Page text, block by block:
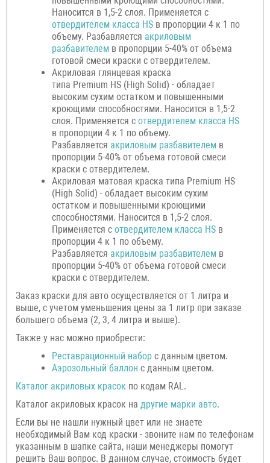
Наносится в 1,5-2 слоя. Применяется с
отвердителем класса HS в пропорции 4 к 1 по
объему. Разбавляется акриловым
разбавителем в пропорции 5-40% от объема
готовой смеси краски с отвердителем.
Акриловая глянцевая краска
типа Premium HS (High Solid) - обладает
высоким сухим остатком и повышенными
кроющими способностями. Наносится в 1,5-2
слоя. Применяется с отвердителем класса HS
в пропорции 4 к 1 по объему.
Разбавляется акриловым разбавителем в
пропорции 5-40% от объема готовой смеси
краски с отвердителем.
Акриловая матовая краска типа Premium HS
(High Solid) - обладает высоким сухим
остатком и повышенными кроющими
способностями. Наносится в 1,5-2 слоя.
Применяется с отвердителем класса HS в
пропорции 4 к 1 по объему.
Разбавляется акриловым разбавителем в
пропорции 5-40% от объема готовой смеси
краски с отвердителем.
Заказ краски для авто осуществляется от 1 литра и
выше, с учетом уменьшения цены за 1 литр при заказе
большего объема (2, 3, 4 литра и выше).
Также у нас можно приобрести:
Реставрационный набор с данным цветом.
Аэрозольный баллон с данным цветом.
Каталог акриловых красок по кодам RAL.
Каталог акриловых красок на другие марки авто.
Если вы не нашли нужный цвет или не знаете
необходимый Вам код краски - звоните нам по телефонам
указанным в шапке сайта, наши менеджеры помогут
решить Ваш вопрос. В данном случае, стоимость будет